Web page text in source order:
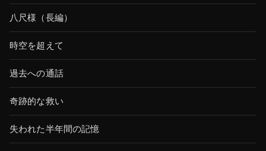
八尺様（長編）
時空を超えて
過去への通話
奇跡的な救い
失われた半年間の記憶